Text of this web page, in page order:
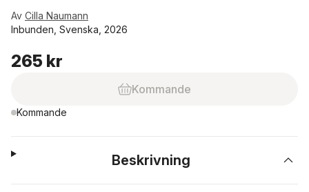
Av Cilla Naumann
Inbunden, Svenska, 2026
265 kr
Kommande
Kommande
Beskrivning